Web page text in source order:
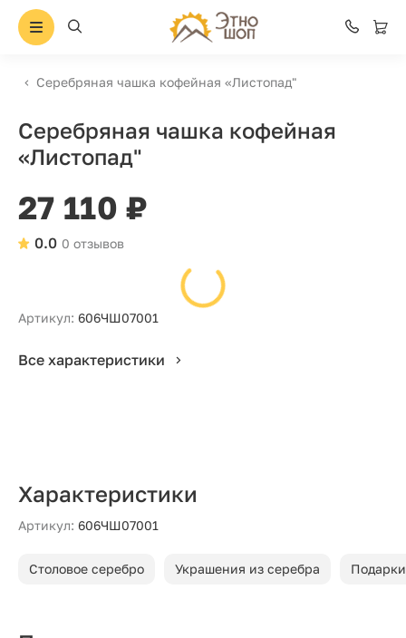
Серебряная чашка кофейная «Листопад"
Серебряная чашка кофейная
«Листопад"
27 110 ₽
0 отзывов
0.0
Артикул: 606ЧШ07001
Все характеристики
Характеристики
Артикул: 606ЧШ07001
Столовое серебро Украшения из серебра